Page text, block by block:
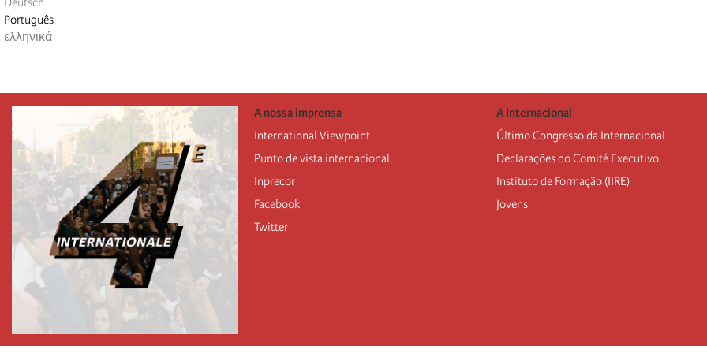
Português
ελληνικά
A nossa imprensa
International Viewpoint
Punto de vista internacional
Inprecor
Facebook
Twitter
A Internacional
Último Congresso da Internacional
Declarações do Comité Executivo
Instituto de Formação (IIRE)
Jovens